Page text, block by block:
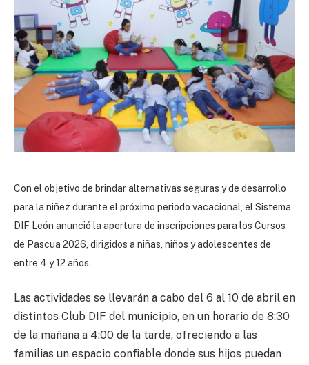
Con el objetivo de brindar alternativas seguras y de desarrollo
para la niñez durante el próximo periodo vacacional, el Sistema
DIF León anunció la apertura de inscripciones para los Cursos
de Pascua 2026, dirigidos a niñas, niños y adolescentes de
entre 4 y 12 años.
Las actividades se llevarán a cabo del 6 al 10 de abril en
distintos Club DIF del municipio, en un horario de 8:30
de la mañana a 4:00 de la tarde, ofreciendo a las
familias un espacio confiable donde sus hijos puedan